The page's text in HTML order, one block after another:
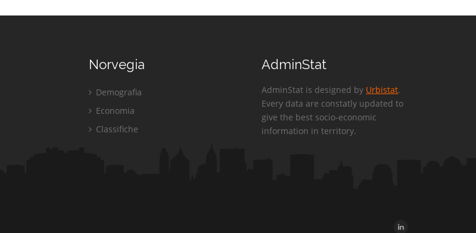
Norvegia
Demografia
Economia
Classifiche
AdminStat
AdminStat is designed by Urbistat.
Every data are constatly updated to
give the best socio-economic
information in territory.